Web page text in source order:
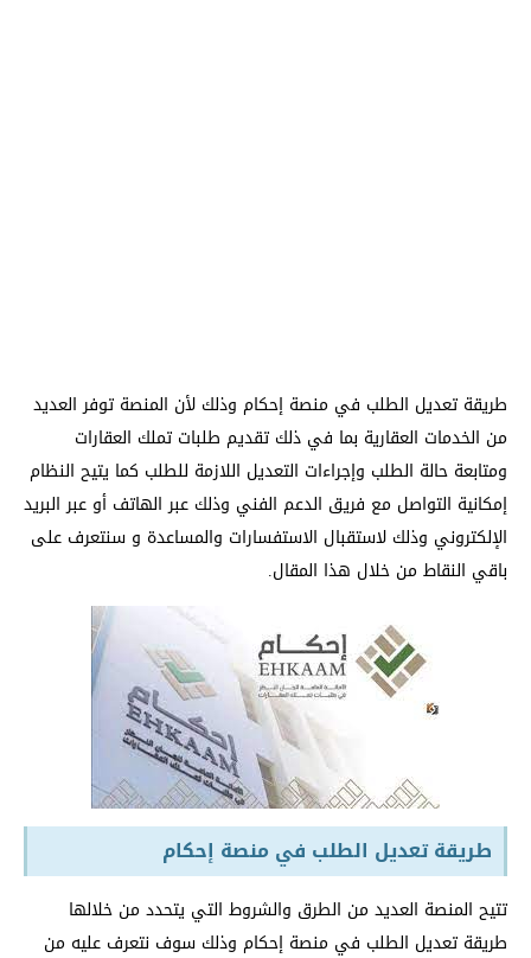
طريقة تعديل الطلب في منصة إحكام وذلك لأن المنصة توفر العديد
من الخدمات العقارية بما في ذلك تقديم طلبات تملك العقارات
ومتابعة حالة الطلب وإجراءات التعديل اللازمة للطلب كما يتيح النظام
إمكانية التواصل مع فريق الدعم الفني وذلك عبر الهاتف أو عبر البريد
الإلكتروني وذلك لاستقبال الاستفسارات والمساعدة و سنتعرف على
باقي النقاط من خلال هذا المقال.
طريقة تعديل الطلب في منصة إحكام
تتيح المنصة العديد من الطرق والشروط التي يتحدد من خلالها
طريقة تعديل الطلب في منصة إحكام وذلك سوف نتعرف عليه من